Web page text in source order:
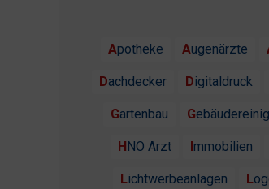
Apotheke Augenärzte
Dachdecker Digitaldruck
Gartenbau
HNO Arzt Immobilien
Lichtwerbeanlagen